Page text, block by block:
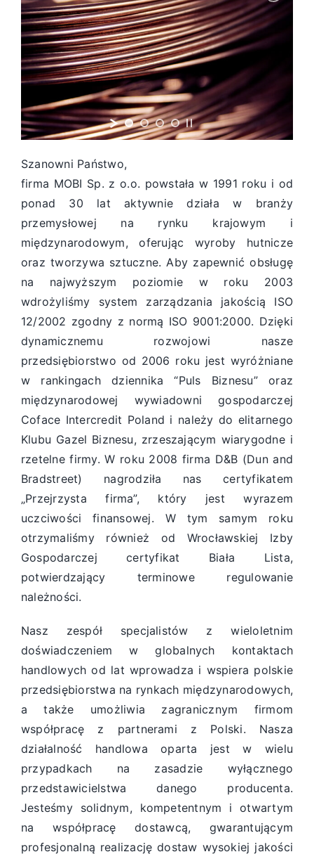
Szanowni Państwo,
firma MOBI Sp. z o.o. powstała w 1991 roku i od
ponad 30 lat aktywnie działa w branży
przemysłowej na rynku krajowym i
międzynarodowym, oferując wyroby hutnicze
oraz tworzywa sztuczne. Aby zapewnić obsługę
na najwyższym poziomie w roku 2003
wdrożyliśmy system zarządzania jakością ISO
12/2002 zgodny z normą ISO 9001:2000. Dzięki
dynamicznemu rozwojowi nasze
przedsiębiorstwo od 2006 roku jest wyróżniane
w rankingach dziennika “Puls Biznesu” oraz
międzynarodowej wywiadowni gospodarczej
Coface Intercredit Poland i należy do elitarnego
Klubu Gazel Biznesu, zrzeszającym wiarygodne i
rzetelne firmy. W roku 2008 firma D&B (Dun and
Bradstreet) nagrodziła nas certyfikatem
„Przejrzysta firma”, który jest wyrazem
uczciwości finansowej. W tym samym roku
otrzymaliśmy również od Wrocławskiej Izby
Gospodarczej certyfikat Biała Lista,
potwierdzający terminowe regulowanie
należności.
Nasz zespół specjalistów z wieloletnim
doświadczeniem w globalnych kontaktach
handlowych od lat wprowadza i wspiera polskie
przedsiębiorstwa na rynkach międzynarodowych,
a także umożliwia zagranicznym firmom
współpracę z partnerami z Polski. Nasza
działalność handlowa oparta jest w wielu
przypadkach na zasadzie wyłącznego
przedstawicielstwa danego producenta.
Jesteśmy solidnym, kompetentnym i otwartym
na współpracę dostawcą, gwarantującym
profesjonalną realizację dostaw wysokiej jakości